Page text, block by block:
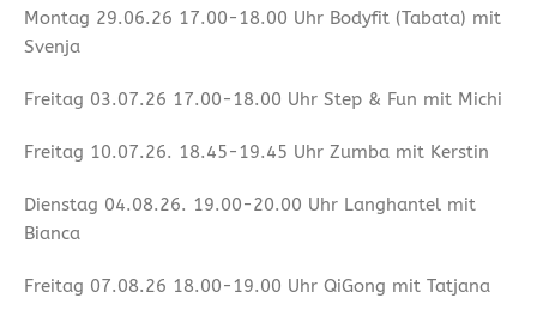
Montag 29.06.26 17.00-18.00 Uhr Bodyfit (Tabata) mit
Svenja
Freitag 03.07.26 17.00-18.00 Uhr Step & Fun mit Michi
Freitag 10.07.26. 18.45-19.45 Uhr Zumba mit Kerstin
Dienstag 04.08.26. 19.00-20.00 Uhr Langhantel mit
Bianca
Freitag 07.08.26 18.00-19.00 Uhr QiGong mit Tatjana